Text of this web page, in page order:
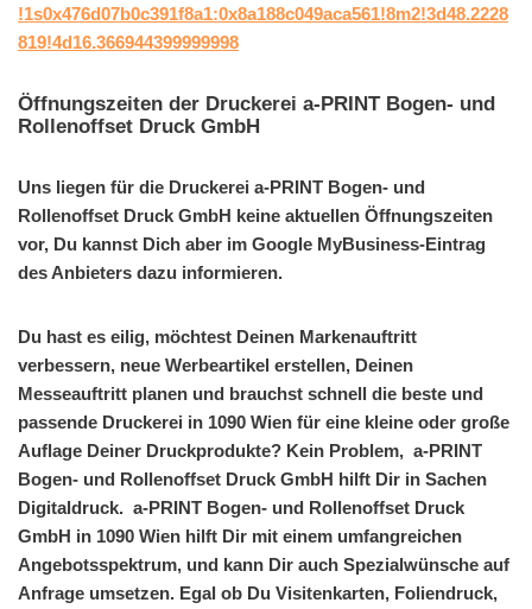
!1s0x476d07b0c391f8a1:0x8a188c049aca561!8m2!3d48.2228
819!4d16.366944399999998
Öffnungszeiten der Druckerei a-PRINT Bogen- und
Rollenoffset Druck GmbH
Uns liegen für die Druckerei a-PRINT Bogen- und
Rollenoffset Druck GmbH keine aktuellen Öffnungszeiten
vor, Du kannst Dich aber im Google MyBusiness-Eintrag
des Anbieters dazu informieren.
Du hast es eilig, möchtest Deinen Markenauftritt
verbessern, neue Werbeartikel erstellen, Deinen
Messeauftritt planen und brauchst schnell die beste und
passende Druckerei in 1090 Wien für eine kleine oder große
Auflage Deiner Druckprodukte? Kein Problem, a-PRINT
Bogen- und Rollenoffset Druck GmbH hilft Dir in Sachen
Digitaldruck. a-PRINT Bogen- und Rollenoffset Druck
GmbH in 1090 Wien hilft Dir mit einem umfangreichen
Angebotsspektrum, und kann Dir auch Spezialwünsche auf
Anfrage umsetzen. Egal ob Du Visitenkarten, Foliendruck,